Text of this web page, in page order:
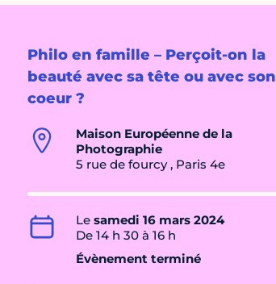
Philo en famille – Perçoit-on la
beauté avec sa tête ou avec son
coeur ?
Maison Européenne de la
Photographie
5 rue de fourcy , Paris 4e
Le samedi 16 mars 2024
De 14 h 30 à 16 h
Évènement terminé